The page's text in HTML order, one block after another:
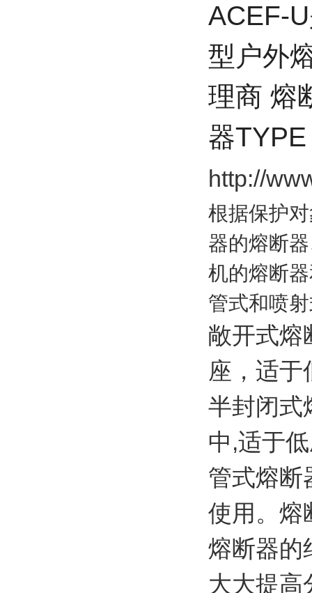
ACEF-
型户外
理商 熔
器
http://
根据保护
器的熔断
机的熔断
管式和喷
敞开式熔
座，适于
半封闭式
中,适于
管式熔断
使用。熔
熔断器的
大大提高